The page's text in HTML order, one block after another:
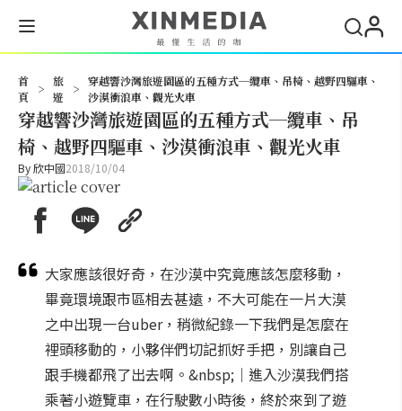
首
頁
>
旅
遊
>
穿越響沙灣旅遊園區的五種方式─纜車、吊椅、越野四驅車、
沙漠衝浪車、觀光火車
穿越響沙灣旅遊園區的五種方式─纜車、吊
椅、越野四驅車、沙漠衝浪車、觀光火車
By欣中國2018/10/04
大家應該很好奇，在沙漠中究竟應該怎麼移動，
畢竟環境跟市區相去甚遠，不大可能在一片大漠
之中出現一台uber，稍微紀錄一下我們是怎麼在
裡頭移動的，小夥伴們切記抓好手把，別讓自己
跟手機都飛了出去啊。&nbsp;｜進入沙漠我們搭
乘著小遊覽車，在行駛數小時後，終於來到了遊